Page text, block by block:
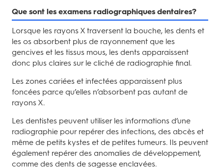
Que sont les examens radiographiques dentaires?
Lorsque les rayons X traversent la bouche, les dents et
les os absorbent plus de rayonnement que les
gencives et les tissus mous, les dents apparaissent
donc plus claires sur le cliché de radiographie final.
Les zones cariées et infectées apparaissent plus
foncées parce qu’elles n’absorbent pas autant de
rayons X.
Les dentistes peuvent utiliser les informations d’une
radiographie pour repérer des infections, des abcès et
même de petits kystes et de petites tumeurs. Ils peuvent
également repérer des anomalies de développement,
comme des dents de sagesse enclavées.